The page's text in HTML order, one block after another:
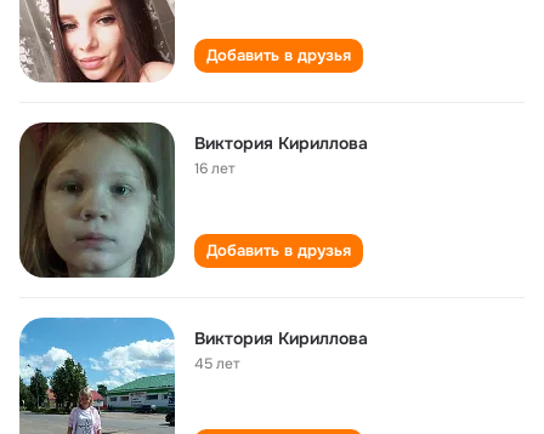
Добавить в друзья
Виктория Кириллова
16 лет
Добавить в друзья
Виктория Кириллова
45 лет